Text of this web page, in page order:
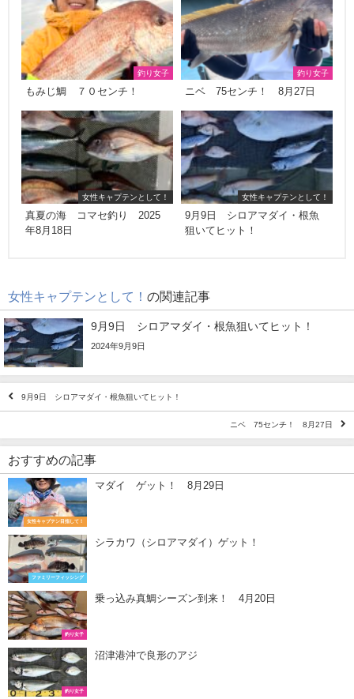
釣り女子
もみじ鯛 ７０センチ！
釣り女子
ニベ 75センチ！ 8月27日
女性キャプテンとして！
真夏の海 コマセ釣り 2025
年8月18日
女性キャプテンとして！
9月9日 シロアマダイ・根魚
狙いてヒット！
女性キャプテンとして！ の関連記事
9月9日 シロアマダイ・根魚狙いてヒット！
2024年9月9日
9月9日 シロアマダイ・根魚狙いてヒット！
ニベ 75センチ！ 8月27日
おすすめの記事
女性キャプテン目指して！
マダイ ゲット！ 8月29日
ファミリーフィッシング
シラカワ（シロアマダイ）ゲット！
釣り女子
乗っ込み真鯛シーズン到来！ 4月20日
釣り女子
沼津港沖で良形のアジ